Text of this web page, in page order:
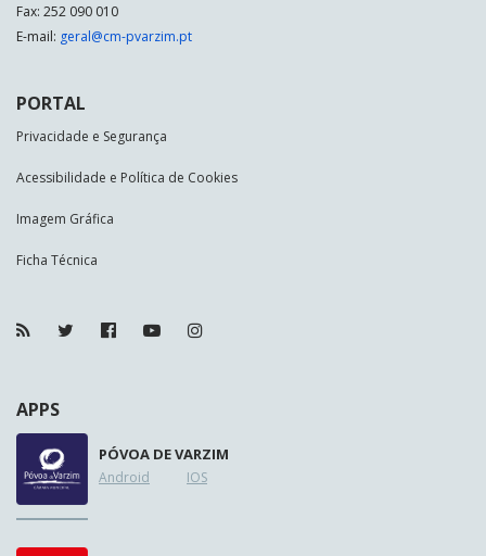
Fax: 252 090 010
E-mail: geral@cm-pvarzim.pt
PORTAL
Privacidade e Segurança
Acessibilidade e Política de Cookies
Imagem Gráfica
Ficha Técnica
APPS
PÓVOA DE VARZIM
Android IOS